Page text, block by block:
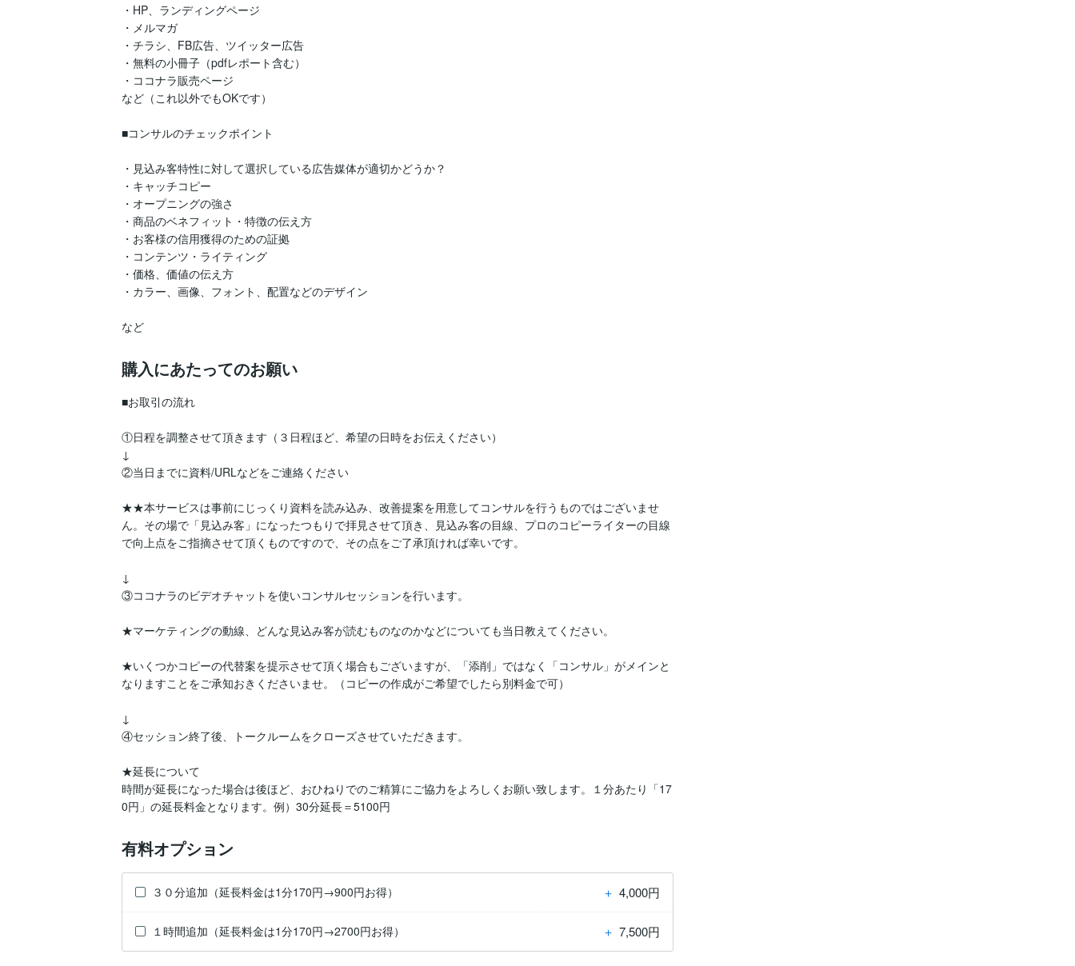
・HP、ランディングページ
・メルマガ
・チラシ、FB広告、ツイッター広告
・無料の小冊子（pdfレポート含む）
・ココナラ販売ページ
など（これ以外でもOKです）
■コンサルのチェックポイント
・見込み客特性に対して選択している広告媒体が適切かどうか？
・キャッチコピー
・オープニングの強さ
・商品のベネフィット・特徴の伝え方
・お客様の信用獲得のための証拠
・コンテンツ・ライティング
・価格、価値の伝え方
・カラー、画像、フォント、配置などのデザイン
など
購入にあたってのお願い
■お取引の流れ
①日程を調整させて頂きます（３日程ほど、希望の日時をお伝えください）
↓
②当日までに資料/URLなどをご連絡ください
★★本サービスは事前にじっくり資料を読み込み、改善提案を用意してコンサルを行うものではございませ
ん。その場で「見込み客」になったつもりで拝見させて頂き、見込み客の目線、プロのコピーライターの目線
で向上点をご指摘させて頂くものですので、その点をご了承頂ければ幸いです。
↓
③ココナラのビデオチャットを使いコンサルセッションを行います。
★マーケティングの動線、どんな見込み客が読むものなのかなどについても当日教えてください。
★いくつかコピーの代替案を提示させて頂く場合もございますが、「添削」ではなく「コンサル」がメインと
なりますことをご承知おきくださいませ。（コピーの作成がご希望でしたら別料金で可）
↓
④セッション終了後、トークルームをクローズさせていただきます。
★延長について
時間が延長になった場合は後ほど、おひねりでのご精算にご協力をよろしくお願い致します。１分あたり「17
0円」の延長料金となります。例）30分延長＝5100円
有料オプション
３０分追加（延長料金は1分170円→900円お得） ＋ 4,000円
１時間追加（延長料金は1分170円→2700円お得） ＋ 7,500円